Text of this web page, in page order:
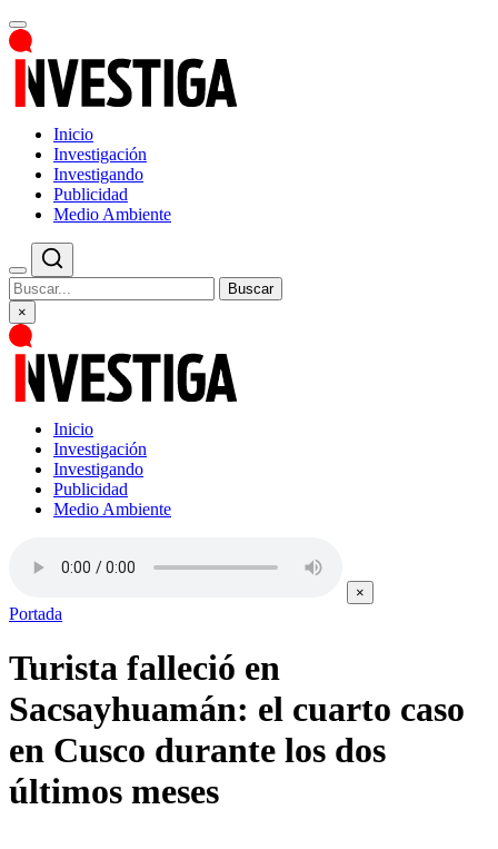
Inicio
Investigación
Investigando
Publicidad
Medio Ambiente
Buscar
×
Inicio
Investigación
Investigando
Publicidad
Medio Ambiente
×
Portada
Turista falleció en
Sacsayhuamán: el cuarto caso
en Cusco durante los dos
últimos meses